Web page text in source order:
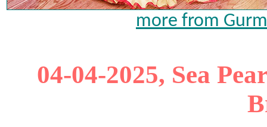
more from
04-04-2025, Sea